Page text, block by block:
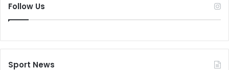
Follow Us
Sport News